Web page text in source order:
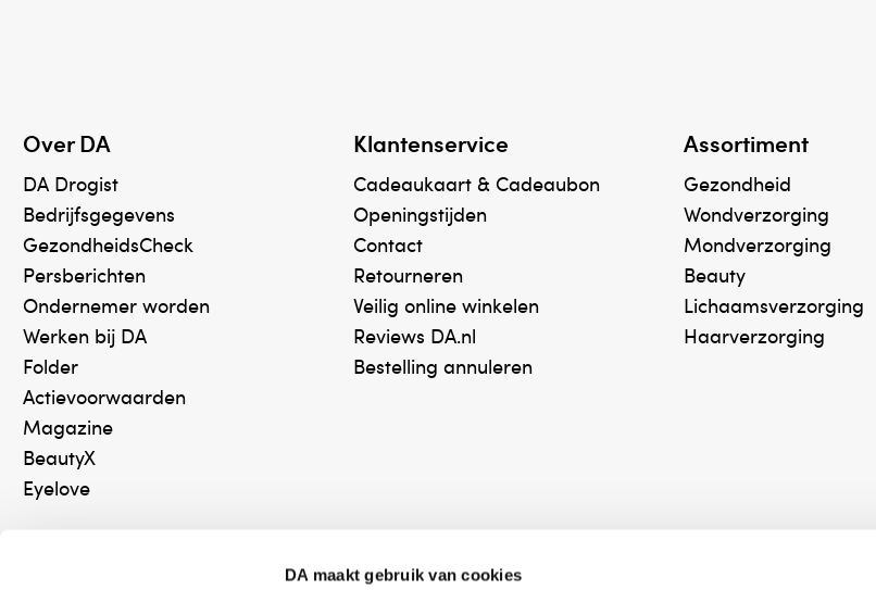
DA maakt gebruik van cookies
Over DA
DA Drogist
Bedrijfsgegevens
GezondheidsCheck
Persberichten
Ondernemer worden
Werken bij DA
Folder
Actievoorwaarden
Magazine
BeautyX
Eyelove
Klantenservice
Cadeaukaart & Cadeaubon
Openingstijden
Contact
Retourneren
Veilig online winkelen
Reviews DA.nl
Bestelling annuleren
Assortiment
Gezondheid
Wondverzorging
Mondverzorging
Beauty
Lichaamsverzorging
Haarverzorging